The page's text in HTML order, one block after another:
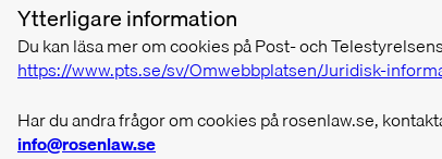
Ytterligare information
Du kan läsa mer om cookies på Post- och
https://www.pts.se/sv/Omwebbplatsen/Juridisk-
Har du andra frågor om cookies på rosenlaw.se,
info@rosenlaw.se